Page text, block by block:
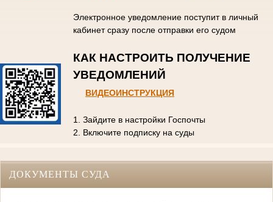
Электронное уведомление поступит в личный
кабинет сразу после отправки его судом
КАК НАСТРОИТЬ ПОЛУЧЕНИЕ
УВЕДОМЛЕНИЙ
ВИДЕОИНСТРУКЦИЯ
1. Зайдите в настройки Госпочты
2. Включите подписку на суды
ДОКУМЕНТЫ СУДА